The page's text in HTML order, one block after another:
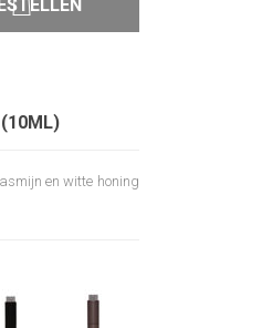
(10ML)
en witte honing